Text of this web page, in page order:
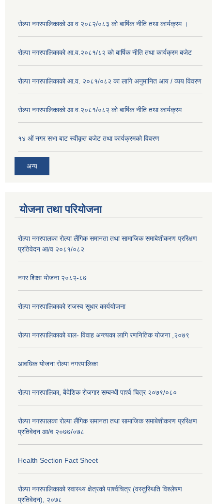
रोल्पा नगरपालिकाको आ.व.२०८२/०८३ को बार्षिक नीति तथा कार्यक्रम ।
रोल्पा नगरपालिकाको आ.व.२०८१/८२ को बार्षिक नीति तथा कार्यक्रम बजेट
रोल्पा नगरपालिकाको आ.व. २०८१/०८२ का लागि अनुमानित आय / व्यय विवरण
रोल्पा नगरपालिकाको आ.व.२०८१/०८२ को बार्षिक नीति तथा कार्यक्रम
१४ ओं नगर सभा बाट स्वीकृत बजेट तथा कार्यक्रमको विवरण
अन्य
योजना तथा परियोजना
रोल्पा नगरपालका रोल्पा लैंगिक समानता तथा सामाजिक समाबेशीकरण प्ररिक्षण
प्रतिवेदन आ/व २०८१/०८२
नगर शिक्षा योजना २०८२-८७
रोल्पा नगरपालिकाको राजस्व सूधार कार्ययोजना
रोल्पा नगरपालिकाको बाल- विवाह अन्त्यका लागि रणनितिक योजना ,२०७९
आवधिक योजना रोल्पा नगरपालिका
रोल्पा नगरपालिका, बैदेशिक रोजगार सम्बन्धी पार्श्व चित्र २०७९/०८०
रोल्पा नगरपालका रोल्पा लैंगिक समानता तथा सामाजिक समाबेशीकरण प्ररिक्षण
प्रतिवेदन आ/व २०७७/०७८
Health Section Fact Sheet
रोल्पा नगरपालिकाको स्वास्थ्य क्षेत्रको पार्श्वचित्र (वस्तुस्थिति विश्लेषण
प्रतिवेदन), २०७८